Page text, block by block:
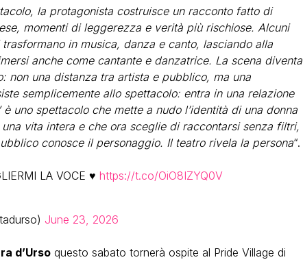
la protagonista costruisce un racconto fatto di
momenti di leggerezza e verità più rischiose. Alcuni
in musica, danza e canto, lasciando alla
anche come cantante e danzatrice. La scena diventa
non una distanza tra artista e pubblico, ma una
semplicemente allo spettacolo: entra in una relazione
uno spettacolo che mette a nudo l’identità di una donna
vita intera e che ora sceglie di raccontarsi senza filtri,
conosce il personaggio. Il teatro rivela la persona“.
LA VOCE ♥️ https://t.co/OiO8IZYQ0V
June 23, 2026
d’Ursoquesto sabato tornerà ospite al Pride Village di